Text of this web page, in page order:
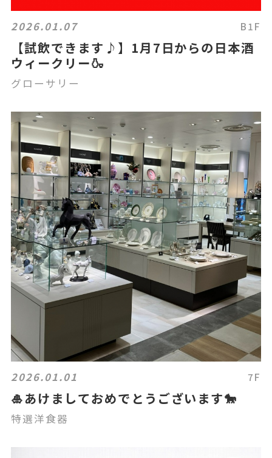
2026.01.07 B1F
【試飲できます♪】1月7日からの日本酒
ウィークリー🍶
グローサリー
2026.01.01 7F
🎍あけましておめでとうございます🐎
特選洋食器